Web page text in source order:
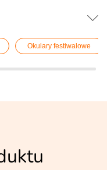
Okulary festiwalowe